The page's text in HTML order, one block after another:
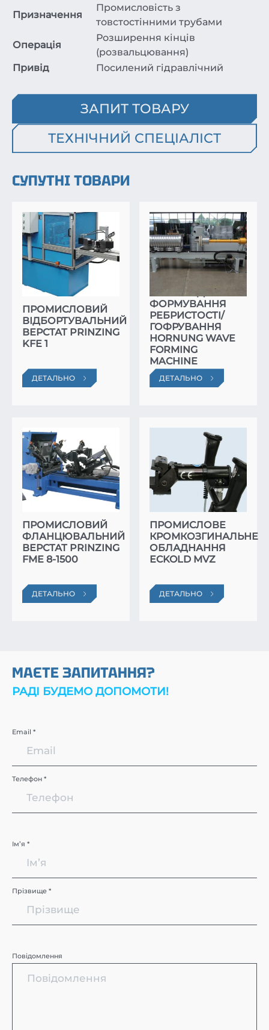
Призначення
Промисловість з
товстостінними трубами
Операція
Розширення кінців
(розвальцювання)
Привід
Посилений гідравлічний
ЗАПИТ ТОВАРУ
ТЕХНІЧНИЙ СПЕЦІАЛІСТ
СУПУТНІ ТОВАРИ
ПРОМИСЛОВИЙ
ВІДБОРТУВАЛЬНИЙ
ВЕРСТАТ PRINZING
KFE 1
ДЕТАЛЬНО
ВЕРСТАТ ДЛЯ
ФОРМУВАННЯ
РЕБРИСТОСТІ/
ГОФРУВАННЯ
HORNUNG WAVE
FORMING
MACHINE
ДЕТАЛЬНО
ПРОМИСЛОВИЙ
ФЛАНЦЮВАЛЬНИЙ
ВЕРСТАТ PRINZING
FME 8-1500
ДЕТАЛЬНО
ПРОМИСЛОВЕ
КРОМКОЗГИНАЛЬНЕ
ОБЛАДНАННЯ
ECKOLD MVZ
ДЕТАЛЬНО
МАЄТЕ ЗАПИТАННЯ?
РАДІ БУДЕМО ДОПОМОТИ!
Email *
Телефон *
Імʼя *
Прізвище *
Повідомлення